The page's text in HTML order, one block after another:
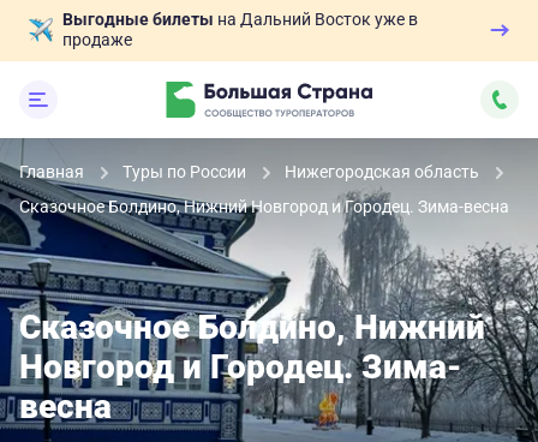
Выгодные билеты на Дальний Восток уже в
продаже
Главная Туры по России
Нижегородская область
Сказочное Болдино, Нижний Новгород и Городец. Зима-весна
Сказочное Болдино, Нижний
Новгород и Городец. Зима-
весна